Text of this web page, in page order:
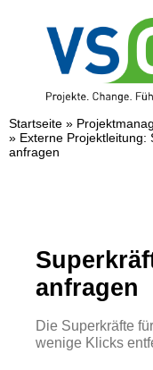
springen
VSC-Team
Mittelstand
Digitale
Weiterbildungen
Startseite »
» Externe Projektleitung:
anfragen
anfragen
Die Superkräfte
wenige Klicks